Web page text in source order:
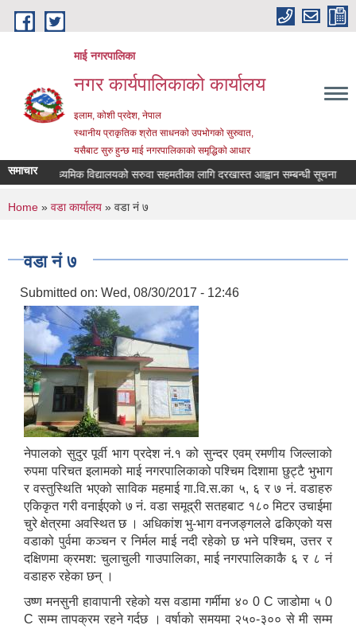
Skip to main content
माई नगरपालिका
नगर कार्यपालिकाको कार्यालय
इलाम, कोशी प्रदेश, नेपाल
स्थानीय प्राकृतिक श्रोत साधनको उपभोगको सुरुवात,
यसैबाट सुरु हुन्छ माई नगरपालिकाको समृद्धिको आधार
समाचारमाध्यमिक विद्यालयको सरुवा सहमतीका लागि दरखास्त आह्वान सम्बन्धी सूचना
You are here
Home » वडा कार्यालय » वडा नं ७
वडा नं ७
Submitted on: Wed, 08/30/2017 - 12:46
नेपालको सुदुर पूर्वी भाग प्रदेश नं.१ को सुन्दर एवम् रमणीय जिल्लाको
रुपमा परिचत इलामको माई नगरपालिकाको पश्चिम दिशामा छुट्टै भुभाग
र वस्तुस्थिति भएको साविक महमाई गा.वि.स.का ५, ६ र ७ नं. वडाहरु
एकिकृत गरी वनाईएको ७ नं. वडा समूद्री सतहबाट १८० मिटर उचाईमा
चुरे क्षेत्रमा अवस्थित छ । अधिकांश भु-भाग वनजङ्गलले ढकिएको यस
वडाको पुर्वमा कञ्चन र निर्मल माई नदी रहेको छ भने पश्चिम, उत्तर र
दक्षिणमा क्रमश: चुलाचुली गाउपालिका, माई नगरपालिकाकै ६ र ८ नं
वडाहरु रहेका छन् ।
उष्ण मनसुनी हावापानी रहेको यस वडामा गर्मीमा ४० 0 C जाडोमा ५ 0
C सम्म तापक्रम रहने गर्दछ । वर्षाको समयमा २५०-३०० से मी सम्म